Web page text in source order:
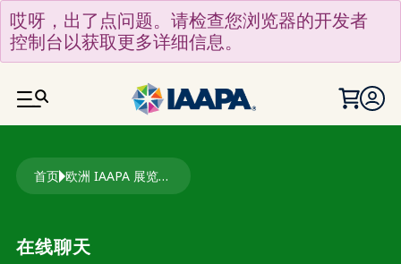
跳转到主要内容
哎呀，出了点问题。请检查您浏览器的开发者
控制台以获取更多详细信息。
面包屑
首页 欧洲 IAAPA 展览会现场聊天：作为年轻专业人士如何做好准备
在线聊天